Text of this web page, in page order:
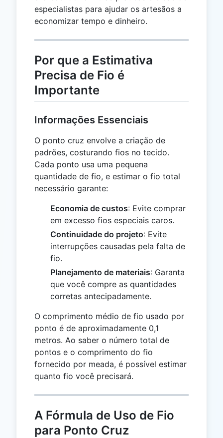
especialistas para ajudar os artesãos a
economizar tempo e dinheiro.
Por que a Estimativa
Precisa de Fio é
Importante
Informações Essenciais
O ponto cruz envolve a criação de
padrões, costurando fios no tecido.
Cada ponto usa uma pequena
quantidade de fio, e estimar o fio total
necessário garante:
Economia de custos: Evite comprar
em excesso fios especiais caros.
Continuidade do projeto: Evite
interrupções causadas pela falta de
fio.
Planejamento de materiais: Garanta
que você compre as quantidades
corretas antecipadamente.
O comprimento médio de fio usado por
ponto é de aproximadamente 0,1
metros. Ao saber o número total de
pontos e o comprimento do fio
fornecido por meada, é possível estimar
quanto fio você precisará.
A Fórmula de Uso de Fio
para Ponto Cruz